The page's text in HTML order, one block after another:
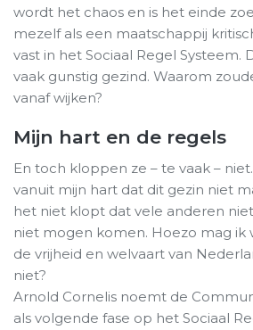
wordt het chaos en is het einde
mezelf als een maatschappij
vast in het Sociaal Regel Systeem.
vaak gunstig gezind. Waarom
vanaf wijken?
Mijn hart en de regels
En toch kloppen ze – te vaak –
vanuit mijn hart dat dit gezin niet
het niet klopt dat vele anderen
niet mogen komen. Hoezo mag ik
de vrijheid en welvaart van
niet?
Arnold Cornelis noemt de
als volgende fase op het Sociaal